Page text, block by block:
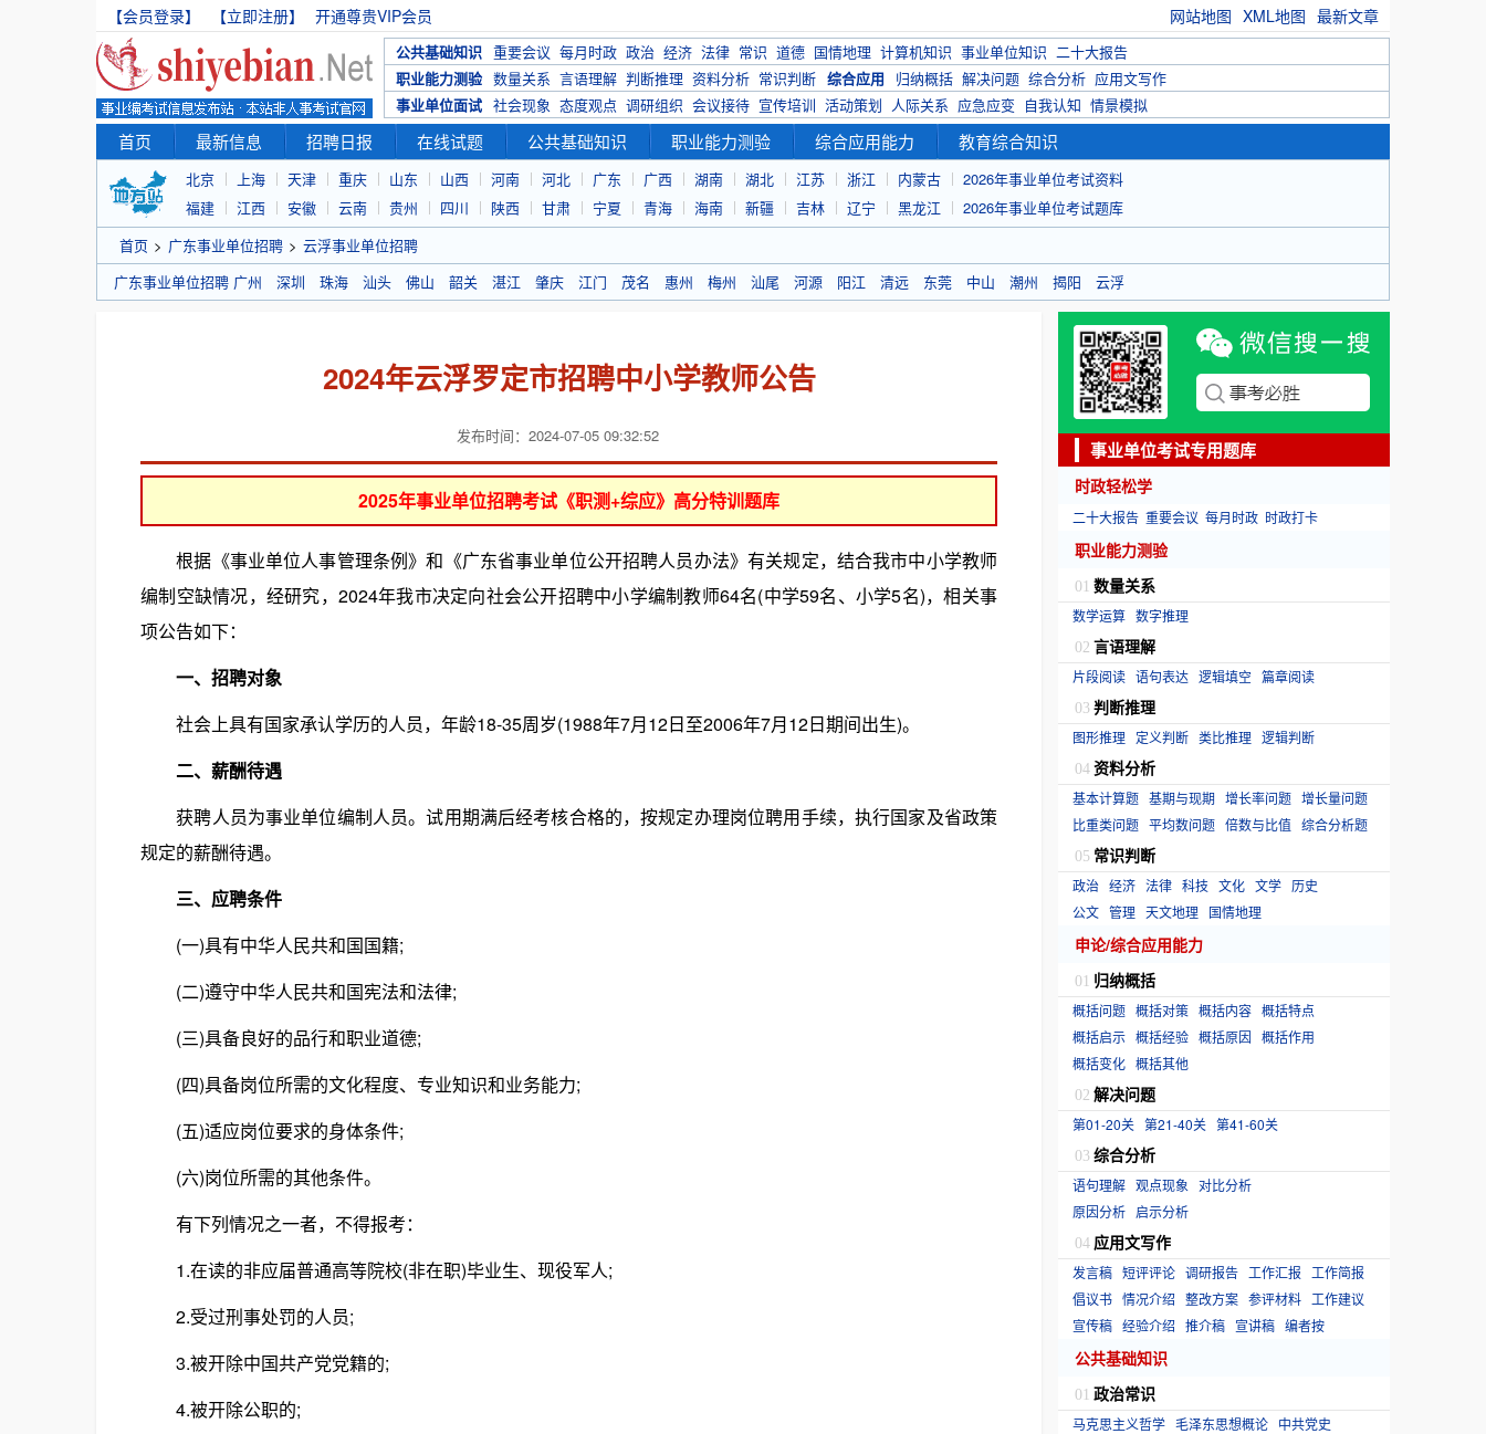
【会员登录】 【立即注册】 开通尊贵VIP会员 网站地图 XML地图 最新文章
公共基础知识 重要会议 每月时政 政治 经济 法律 常识 道德 国情地理 计算机知识 事业单位知识 二十大报告
职业能力测验 数量关系 言语理解 判断推理 资料分析 常识判断 综合应用 归纳概括 解决问题 综合分析 应用文写作
事业单位面试 社会现象 态度观点 调研组织 会议接待 宣传培训 活动策划 人际关系 应急应变 自我认知 情景模拟
首页 最新信息 招聘日报 在线试题 公共基础知识 职业能力测验 综合应用能力 教育综合知识
北京 上海 天津 重庆 山东 山西 河南 河北 广东 广西 湖南 湖北 江苏 浙江 内蒙古
2026年事业单位考试资料
福建
江西 安徽 云南 贵州 四川 陕西 甘肃 宁夏 青海 海南 新疆 吉林 辽宁 黑龙江
2026年事业单位考试题库
首页 > 广东事业单位招聘 > 云浮事业单位招聘
广东事业单位招聘 广州 深圳 珠海 汕头 佛山 韶关 湛江 肇庆 江门 茂名 惠州 梅州 汕尾 河源 阳江 清远 东莞 中山 潮州 揭阳 云浮
2024年云浮罗定市招聘中小学教师公告
发布时间：2024-07-05 09:32:52
2025年事业单位招聘考试《职测+综应》高分特训题库
根据《事业单位人事管理条例》和《广东省事业单位公开招聘人员办法》有关规定，结合我市中小学教师
编制空缺情况，经研究，2024年我市决定向社会公开招聘中小学编制教师64名(中学59名、小学5名)，相关事
项公告如下：
一、招聘对象
社会上具有国家承认学历的人员，年龄18-35周岁(1988年7月12日至2006年7月12日期间出生)。
二、薪酬待遇
获聘人员为事业单位编制人员。试用期满后经考核合格的，按规定办理岗位聘用手续，执行国家及省政策
规定的薪酬待遇。
三、应聘条件
(一)具有中华人民共和国国籍;
(二)遵守中华人民共和国宪法和法律;
(三)具备良好的品行和职业道德;
(四)具备岗位所需的文化程度、专业知识和业务能力;
(五)适应岗位要求的身体条件;
(六)岗位所需的其他条件。
有下列情况之一者，不得报考：
1.在读的非应届普通高等院校(非在职)毕业生、现役军人;
2.受过刑事处罚的人员;
3.被开除中国共产党党籍的;
4.被开除公职的;
事业单位考试专用题库
时政轻松学
二十大报告 重要会议 每月时政 时政打卡
职业能力测验
01 数量关系
数学运算 数字推理
02 言语理解
片段阅读 语句表达 逻辑填空 篇章阅读
03 判断推理
图形推理 定义判断 类比推理 逻辑判断
04 资料分析
基本计算题 基期与现期 增长率问题 增长量问题
比重类问题 平均数问题 倍数与比值 综合分析题
05 常识判断
政治 经济 法律 科技 文化 文学 历史
公文 管理 天文地理 国情地理
申论/综合应用能力
01 归纳概括
概括问题 概括对策 概括内容 概括特点
概括启示 概括经验 概括原因 概括作用
概括变化 概括其他
02 解决问题
第01-20关 第21-40关 第41-60关
03 综合分析
语句理解 观点现象 对比分析
原因分析 启示分析
04 应用文写作
发言稿 短评评论 调研报告 工作汇报
工作简报
倡议书 情况介绍 整改方案 参评材料 工作建议
宣传稿 经验介绍 推介稿 宣讲稿 编者按
公共基础知识
01 政治常识
马克思主义哲学 毛泽东思想概论 中共党史